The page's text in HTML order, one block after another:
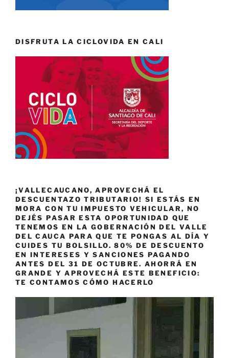
DISFRUTA LA CICLOVIDA EN CALI
¡VALLECAUCANO, APROVECHÁ EL
DESCUENTAZO TRIBUTARIO! SI ESTÁS EN
MORA CON TU IMPUESTO VEHICULAR, NO
DEJÉS PASAR ESTA OPORTUNIDAD QUE
TENEMOS EN LA GOBERNACIÓN DEL VALLE
DEL CAUCA PARA QUE TE PONGAS AL DÍA Y
CUIDES TU BOLSILLO. 80% DE DESCUENTO
EN INTERESES Y SANCIONES PAGANDO
ANTES DEL 31 DE OCTUBRE. AHORRÁ EN
GRANDE Y APROVECHÁ ESTE BENEFICIO:
TE CONTAMOS CÓMO HACERLO